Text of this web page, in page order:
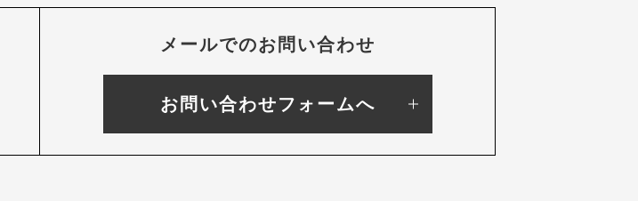
メールでのお問い合わせ
お問い合わせフォームへ